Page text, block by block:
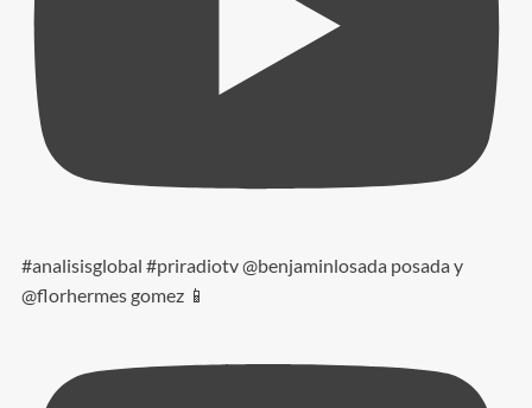
#analisisglobal #priradiotv @benjaminlosada posada y
@florhermes gomez 📱